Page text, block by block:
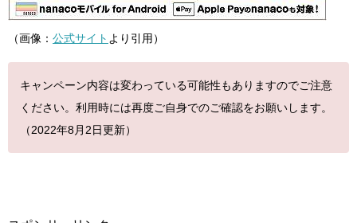
（画像： 公式サイト より引用）
キャンペーン内容は変わっている可能性もありますのでご注意
ください。利用時には再度ご自身でのご確認をお願いします。
（2022年8月2日更新）